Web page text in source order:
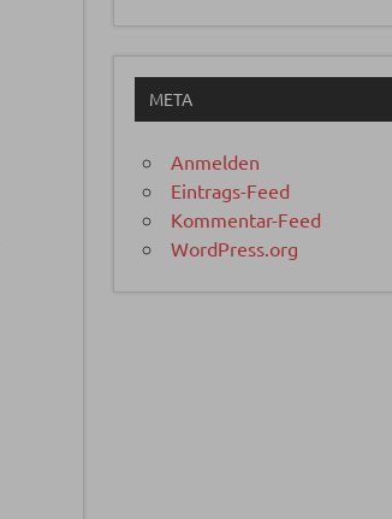
META
Anmelden
Eintrags-Feed
Kommentar-Feed
WordPress.org